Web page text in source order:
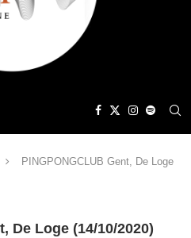
PINGPONGCLUB Gent, De Loge
De Loge (14/10/2020)